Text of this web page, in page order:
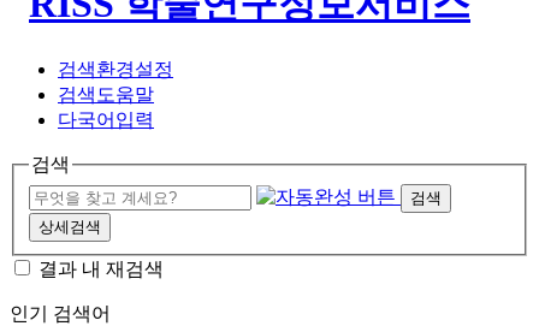
검색환경설정
검색도움말
다국어입력
검색
검색
상세검색
결과 내 재검색
인기 검색어